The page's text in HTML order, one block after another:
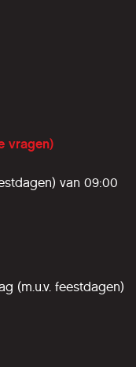
vragen)
van 09:00
(m.u.v. feestdagen)